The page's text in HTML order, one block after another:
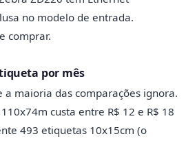
no modelo de entrada.
comprar.
por mês
a maioria das comparações ignora.
custa entre R$ 12 e R$ 18
493 etiquetas 10x15cm (o